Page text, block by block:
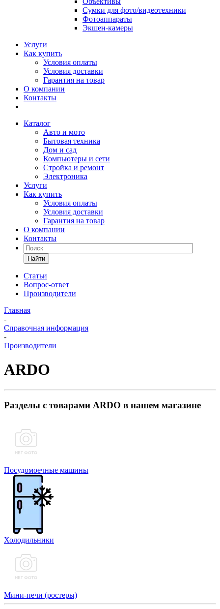
Сумки для фото/видеотехники
Фотоаппараты
Экшен-камеры
Услуги
Как купить
Условия оплаты
Условия доставки
Гарантия на товар
О компании
Контакты
Каталог
Авто и мото
Бытовая техника
Дом и сад
Компьютеры и сети
Стройка и ремонт
Электроника
Услуги
Как купить
Условия оплаты
Условия доставки
Гарантия на товар
О компании
Контакты
Найти
Статьи
Вопрос-ответ
Производители
Главная
-
Справочная информация
-
Производители
ARDO
Разделы с товарами ARDO в нашем магазине
Посудомоечные машины
Холодильники
Мини-печи (ростеры)